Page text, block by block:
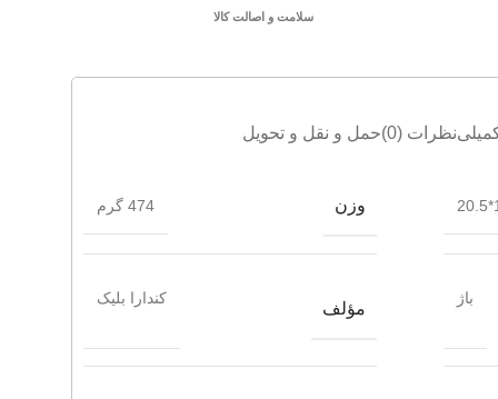
سلامت و اصالت کالا
نظرات (0) حمل و نقل و تحویل
وزن 474 گرم
باژ
مؤلف
کندارا بلیک